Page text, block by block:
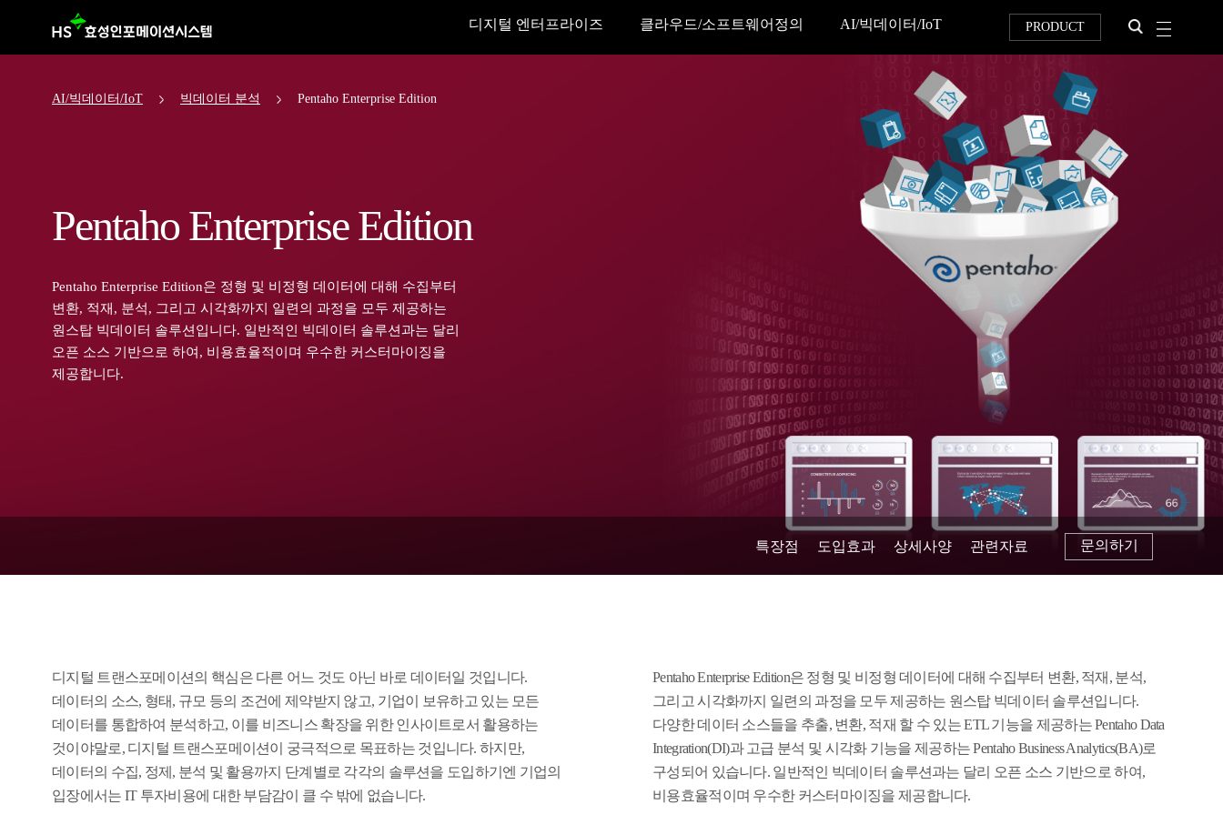
디지털 엔터프라이즈 클라우드/소프트웨어정의 AI/빅데이터/IoT PRODUCT
AI/빅데이터/IoT 빅데이터 분석 Pentaho Enterprise Edition
Pentaho Enterprise Edition
Pentaho Enterprise Edition은 정형 및 비정형 데이터에 대해 수집부터
변환, 적재, 분석, 그리고 시각화까지 일련의 과정을 모두 제공하는
원스탑 빅데이터 솔루션입니다. 일반적인 빅데이터 솔루션과는 달리
오픈 소스 기반으로 하여, 비용효율적이며 우수한 커스터마이징을
제공합니다.
특장점 도입효과 상세사양 관련자료 문의하기
디지털 트랜스포메이션의 핵심은 다른 어느 것도 아닌 바로 데이터일 것입니다.
데이터의 소스, 형태, 규모 등의 조건에 제약받지 않고, 기업이 보유하고 있는 모든
데이터를 통합하여 분석하고, 이를 비즈니스 확장을 위한 인사이트로서 활용하는
것이야말로, 디지털 트랜스포메이션이 궁극적으로 목표하는 것입니다. 하지만,
데이터의 수집, 정제, 분석 및 활용까지 단계별로 각각의 솔루션을 도입하기엔 기업의
입장에서는 IT 투자비용에 대한 부담감이 클 수 밖에 없습니다.
Pentaho Enterprise Edition은 정형 및 비정형 데이터에 대해 수집부터 변환, 적재, 분석,
그리고 시각화까지 일련의 과정을 모두 제공하는 원스탑 빅데이터 솔루션입니다.
다양한 데이터 소스들을 추출, 변환, 적재 할 수 있는 ETL 기능을 제공하는 Pentaho Data
Integration(DI)과 고급 분석 및 시각화 기능을 제공하는 Pentaho Business Analytics(BA)로
구성되어 있습니다. 일반적인 빅데이터 솔루션과는 달리 오픈 소스 기반으로 하여,
비용효율적이며 우수한 커스터마이징을 제공합니다.